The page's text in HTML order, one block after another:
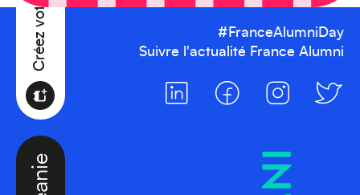
Océanie
#FranceAlumniDay
Suivre l'actualité France Alumni